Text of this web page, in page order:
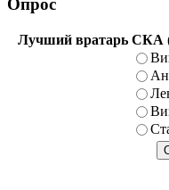
Опрос
Лучший вратарь СКА